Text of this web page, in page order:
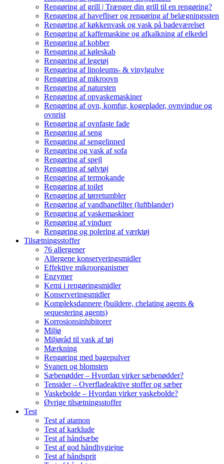
Rengøring af grill | Trænger din grill til en rengøring?
Rengøring af havefliser og rengøring af belægningssten
Rengøring af køkkenvask og vask på badeværelset
Rengøring af kaffemaskine og afkalkning af elkedel
Rengøring af kobber
Rengøring af køleskab
Rengøring af legetøj
Rengøring af linoleums- & vinylgulve
Rengøring af mikroovn
Rengøring af natursten
Rengøring af opvaskemaskiner
Rengøring af ovn, komfur, kogeplader, ovnvindue og
ovnrist
Rengøring af ovnfaste fade
Rengøring af seng
Rengøring af sengelinned
Rengøring og vask af sofa
Rengøring af spejl
Rengøring af sølvtøj
Rengøring af termokande
Rengøring af toilet
Rengøring af tørretumbler
Rengøring af vandhanefilter (luftblander)
Rengøring af vaskemaskiner
Rengøring af vinduer
Rengøring og polering af værktøj
Tilsætningsstoffer
76 allergener
Allergene konserveringsmidler
Effektive mikroorganismer
Enzymer
Kemi i rengøringsmidler
Konserveringsmidler
Kompleksdannere (buildere, chelating agents &
sequestering agents)
Korrosionsinhibitorer
Miljø
Miljøråd til vask af tøj
Mærkning
Rengøring med bagepulver
Svanen og blomsten
Sæbenødder – Hvordan virker sæbenødder?
Tensider – Overfladeaktive stoffer og sæber
Vaskebolde – Hvordan virker vaskebolde?
Øvrige tilsætningsstoffer
Test
Test af atamon
Test af karklude
Test af håndsæbe
Test af god håndhygiejne
Test af håndsprit